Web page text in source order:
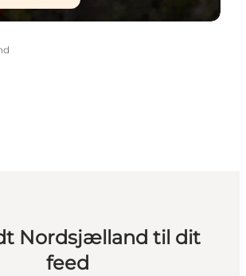
Nordsjælland til dit
feed